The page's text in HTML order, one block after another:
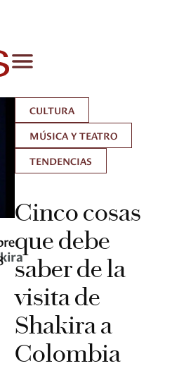
CULTURA
MÚSICA Y TEATRO
TENDENCIAS
Cinco cosas
que debe
saber de la
visita de
Shakira a
Colombia